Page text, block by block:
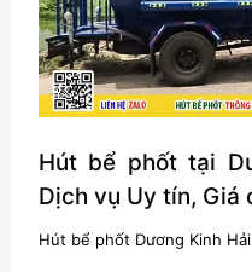
Hút bể phốt tại
Dịch vụ Uy tín, Giá
Hút bể phốt Dương Kinh